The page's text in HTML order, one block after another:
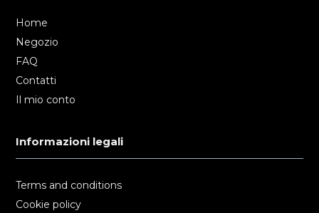
Home
Negozio
FAQ
Contatti
Il mio conto
Informazioni legali
Terms and conditions
Cookie policy